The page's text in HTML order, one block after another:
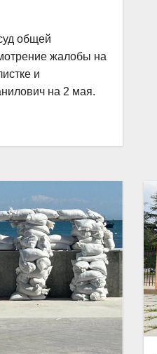
общей
жалобы на
и
на 2 мая.